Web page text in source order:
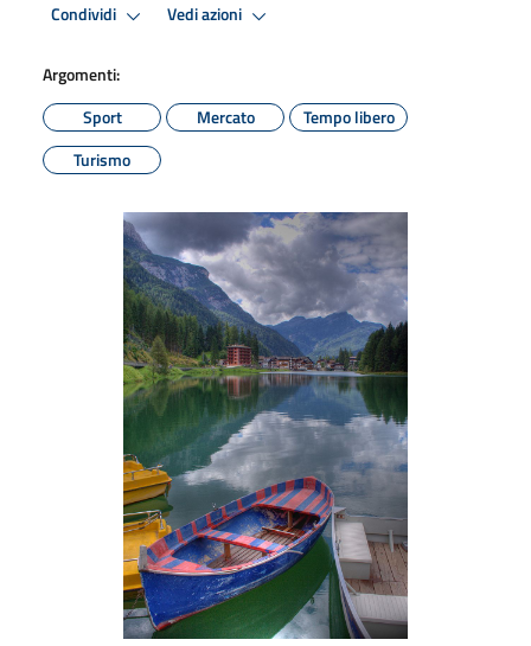
Condividi Vedi azioni
Argomenti:
Sport
Mercato
Tempo libero
Turismo